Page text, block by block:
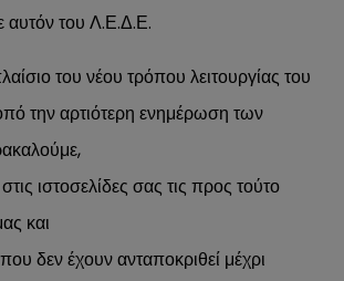
αυτόν του Λ.Ε.Δ.Ε.
του νέου τρόπου λειτουργίας του
την αρτιότερη ενημέρωση των
ιστοσελίδες σας τις προς τούτο
και
δεν έχουν ανταποκριθεί μέχρι